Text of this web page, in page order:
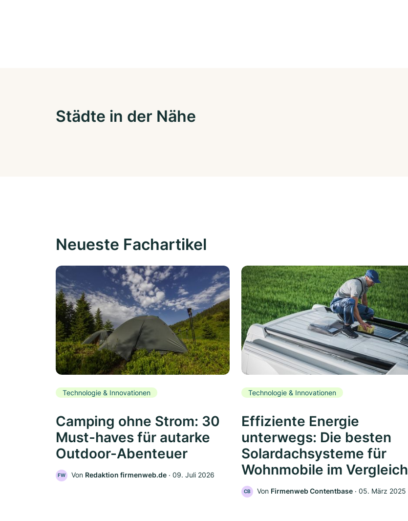
Städte in der Nähe
Neueste Fachartikel
Technologie & Innovationen
Camping ohne Strom: 30
Must-haves für autarke
Outdoor-Abenteuer
FW Von Redaktion firmenweb.de ‧ 09. Juli 2026
Technologie & Innovationen
Effiziente Energie
unterwegs: Die besten
Solardachsysteme für
Wohnmobile im Vergleich
CB Von Firmenweb Contentbase ‧ 05. März 2025